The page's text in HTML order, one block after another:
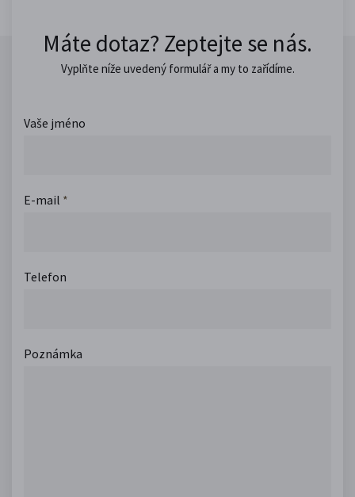
Máte dotaz? Zeptejte se nás.
Vyplňte níže uvedený formulář a my to zařídíme.
Vaše jméno
E-mail *
Telefon
Poznámka